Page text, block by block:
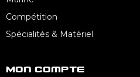
Compétition
Spécialités & Matériel
Mon Compte